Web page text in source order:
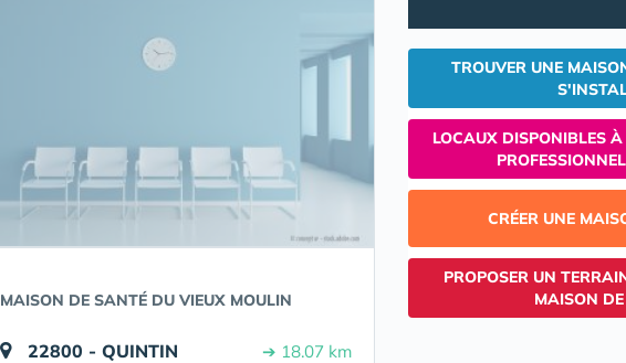
MAISON DE SANTÉ DU VIEUX MOULIN
22800 - QUINTIN ➔ 18.07 km
TROUVER UNE
LOCAUX DISPONIBLES
CRÉER UNE
PROPOSER UN
MAISON